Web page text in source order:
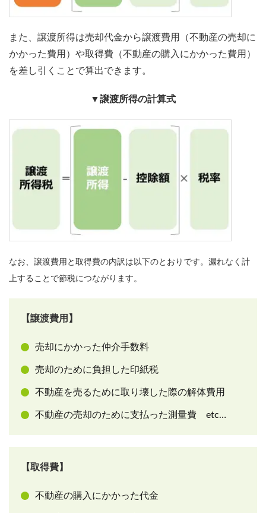
また、譲渡所得は売却代金から譲渡費用（不動産の売却に
かかった費用）や取得費（不動産の購入にかかった費用）
を差し引くことで算出できます。
▼譲渡所得の計算式
なお、譲渡費用と取得費の内訳は以下のとおりです。漏れなく計
上することで節税につながります。
【譲渡費用】
売却にかかった仲介手数料
売却のために負担した印紙税
不動産を売るために取り壊した際の解体費用
不動産の売却のために支払った測量費 etc…
【取得費】
不動産の購入にかかった代金